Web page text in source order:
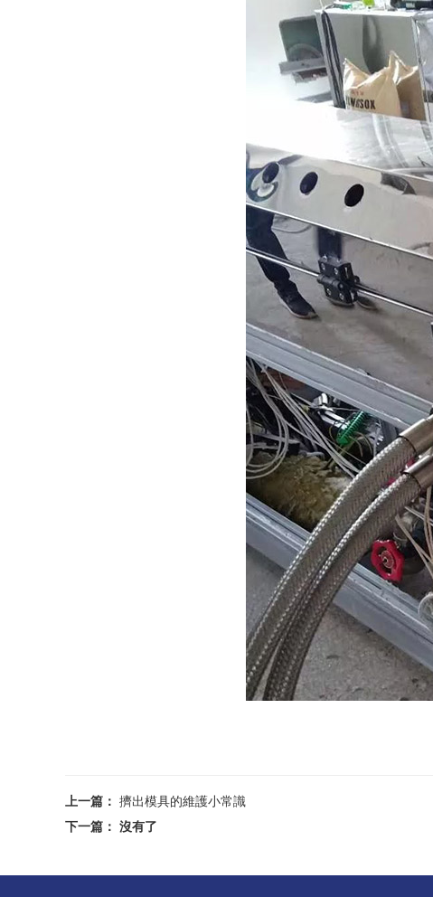
上一篇： 擠出模具的維護小常識
下一篇： 沒有了